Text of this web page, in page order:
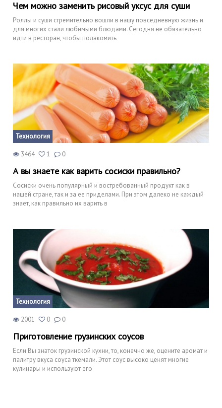
Чем можно заменить рисовый уксус для суши
Роллы и суши стремительно вошли в нашу повседневную жизнь и
для многих стали любимыми блюдами. Сегодня не обязательно
идти в ресторан, чтобы полакомить
Технология
3464 1 0
А вы знаете как варить сосиски правильно?
Сосиски очень популярный и востребованный продукт как в
нашей стране, так и за ее приделами. При этом далеко не каждый
знает, как правильно их варить в
Технология
2001 0 0
Приготовление грузинских соусов
Если Вы знаток грузинской кухни, то, конечно же, оцените аромат и
палитру вкуса соуса ткемали. Этот соус высоко ценят многие
кулинары и используют его